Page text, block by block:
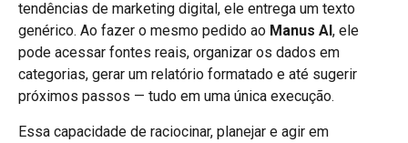
tendências de marketing digital, ele entrega um texto
genérico. Ao fazer o mesmo pedido ao Manus AI , ele
pode acessar fontes reais, organizar os dados em
categorias, gerar um relatório formatado e até sugerir
próximos passos — tudo em uma única execução.
Essa capacidade de raciocinar, planejar e agir em